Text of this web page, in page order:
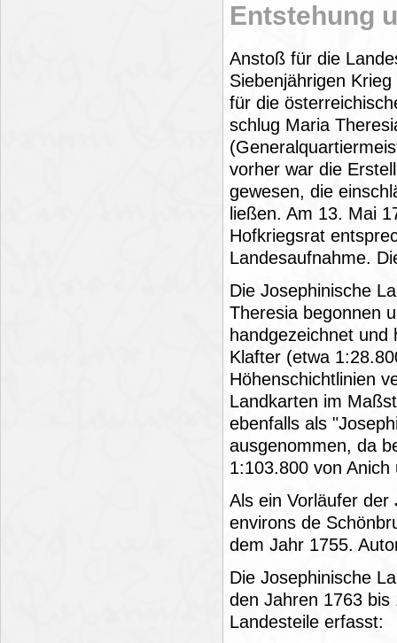
Entstehung
Anstoß für die
Siebenjährigen
für die
schlug Maria
vorher war die
gewesen, die
ließen. Am 13. Mai
Hofkriegsrat
Landesaufnahme.
Die Josephinische
Theresia begonnen
handgezeichnet
Klafter (etwa
Höhenschichtlinien
Landkarten im
ebenfalls als
ausgenommen, da
1:103.800 von
Als ein Vorläufer der
environs de
dem Jahr 1755.
Die Josephinische
den Jahren 1763 bis
Landesteile erfasst: